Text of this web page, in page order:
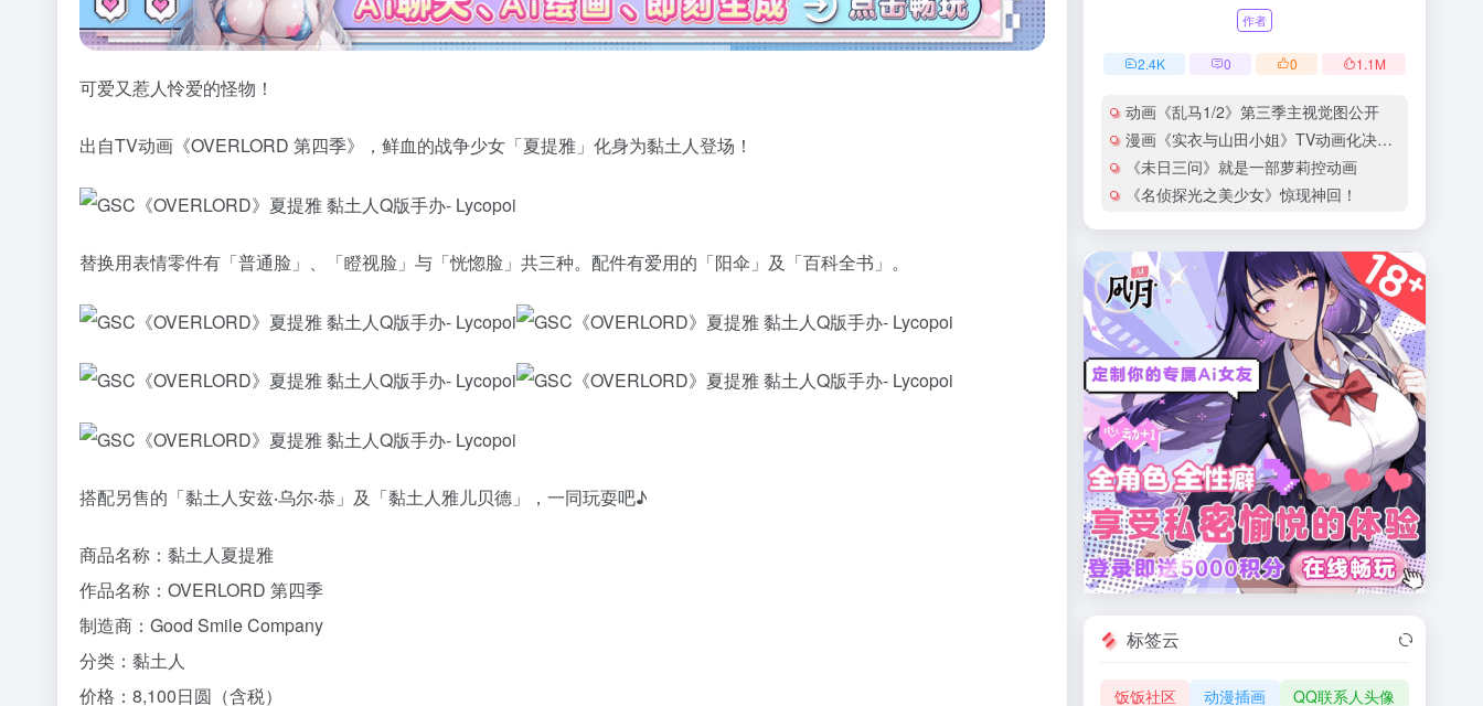
可爱又惹人怜爱的怪物！
出自TV动画《OVERLORD 第四季》，鲜血的战争少女「夏提雅」化身为黏土人登场！
替换用表情零件有「普通脸」、「瞪视脸」与「恍惚脸」共三种。配件有爱用的「阳伞」及「百科全书」。
搭配另售的「黏土人安兹‧乌尔‧恭」及「黏土人雅儿贝德」，一同玩耍吧♪
商品名称：黏土人夏提雅
作品名称：OVERLORD 第四季
制造商：Good Smile Company
分类：黏土人
价格：8,100日圆（含税）
作者
2.4K 0 0 1.1M
动画《乱马1/2》第三季主视觉图公开
漫画《实衣与山田小姐》TV动画化决定！
《未日三问》就是一部萝莉控动画
《名侦探光之美少女》惊现神回！
标签云
饭饭社区 动漫插画
QQ联系人头像